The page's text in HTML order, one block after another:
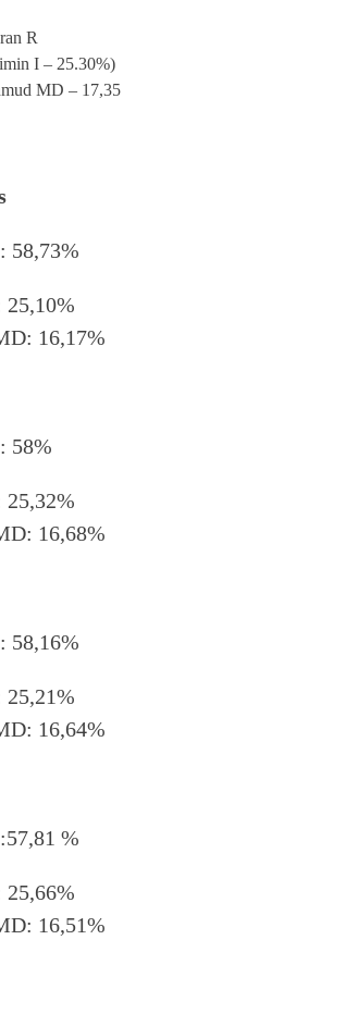
R
I – 25.30%)
MD – 17,35
58,73%
16,17%
58%
16,68%
58,16%
16,64%
%
16,51%